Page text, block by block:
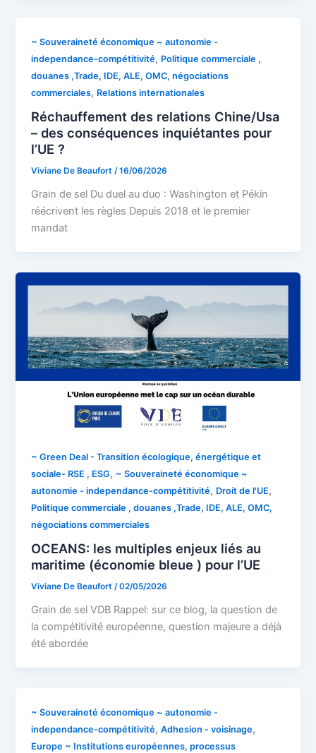
~ Souveraineté économique ~ autonomie -
independance-compétitivité, Politique commerciale ,
douanes ,Trade, IDE, ALE, OMC, négociations
commerciales, Relations internationales
Réchauffement des relations Chine/Usa
– des conséquences inquiétantes pour
l’UE ?
Viviane De Beaufort/16/06/2026
Grain de sel Du duel au duo : Washington et Pékin
réécrivent les règles Depuis 2018 et le premier
mandat
~ Green Deal - Transition écologique, énergétique et
sociale- RSE , ESG, ~ Souveraineté économique ~
autonomie - independance-compétitivité, Droit de l'UE,
Politique commerciale , douanes ,Trade, IDE, ALE, OMC,
négociations commerciales
OCEANS: les multiples enjeux liés au
maritime (économie bleue ) pour l’UE
Viviane De Beaufort/02/05/2026
Grain de sel VDB Rappel: sur ce blog, la question de
la compétitivité européenne, question majeure a déjà
été abordée
~ Souveraineté économique ~ autonomie -
independance-compétitivité,Adhesion - voisinage,
Europe ~ Institutions européennes, processus